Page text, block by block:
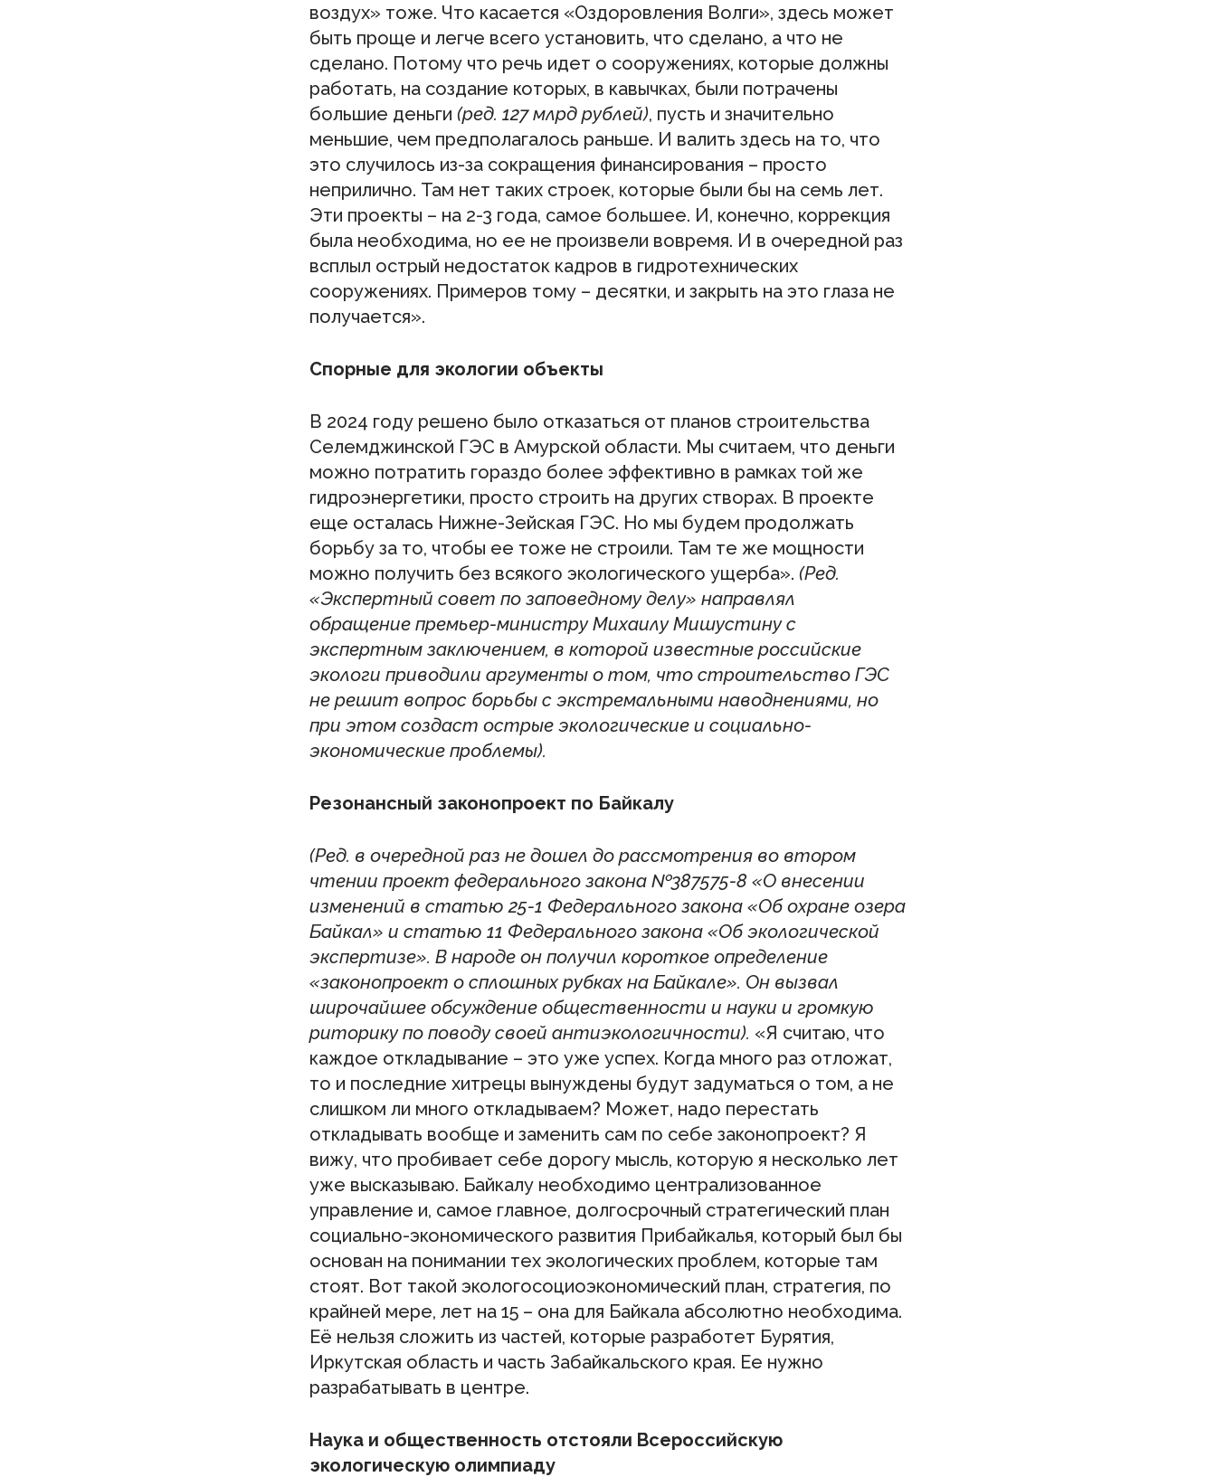
воздух» тоже. Что касается «Оздоровления Волги», здесь может
быть проще и легче всего установить, что сделано, а что не
сделано. Потому что речь идет о сооружениях, которые должны
работать, на создание которых, в кавычках, были потрачены
большие деньги (ред. 127 млрд рублей), пусть и значительно
меньшие, чем предполагалось раньше. И валить здесь на то, что
это случилось из-за сокращения финансирования – просто
неприлично. Там нет таких строек, которые были бы на семь лет.
Эти проекты – на 2-3 года, самое большее. И, конечно, коррекция
была необходима, но ее не произвели вовремя. И в очередной раз
всплыл острый недостаток кадров в гидротехнических
сооружениях. Примеров тому – десятки, и закрыть на это глаза не
получается».
Спорные для экологии объекты
В 2024 году решено было отказаться от планов строительства
Селемджинской ГЭС в Амурской области. Мы считаем, что деньги
можно потратить гораздо более эффективно в рамках той же
гидроэнергетики, просто строить на других створах. В проекте
еще осталась Нижне-Зейская ГЭС. Но мы будем продолжать
борьбу за то, чтобы ее тоже не строили. Там те же мощности
можно получить без всякого экологического ущерба». (Ред.
«Экспертный совет по заповедному делу» направлял
обращение премьер-министру Михаилу Мишустину с
экспертным заключением, в которой известные российские
экологи приводили аргументы о том, что строительство ГЭС
не решит вопрос борьбы с экстремальными наводнениями, но
при этом создаст острые экологические и социально-
экономические проблемы).
Резонансный законопроект по Байкалу
(Ред. в очередной раз не дошел до рассмотрения во втором
чтении проект федерального закона №387575-8 «О внесении
изменений в статью 25-1 Федерального закона «Об охране озера
Байкал» и статью 11 Федерального закона «Об экологической
экспертизе». В народе он получил короткое определение
«законопроект о сплошных рубках на Байкале». Он вызвал
широчайшее обсуждение общественности и науки и громкую
риторику по поводу своей антиэкологичности). «Я считаю, что
каждое откладывание – это уже успех. Когда много раз отложат,
то и последние хитрецы вынуждены будут задуматься о том, а не
слишком ли много откладываем? Может, надо перестать
откладывать вообще и заменить сам по себе законопроект? Я
вижу, что пробивает себе дорогу мысль, которую я несколько лет
уже высказываю. Байкалу необходимо централизованное
управление и, самое главное, долгосрочный стратегический план
социально-экономического развития Прибайкалья, который был бы
основан на понимании тех экологических проблем, которые там
стоят. Вот такой экологосоциоэкономический план, стратегия, по
крайней мере, лет на 15 – она для Байкала абсолютно необходима.
Её нельзя сложить из частей, которые разработет Бурятия,
Иркутская область и часть Забайкальского края. Ее нужно
разрабатывать в центре.
Наука и общественность отстояли Всероссийскую
экологическую олимпиаду